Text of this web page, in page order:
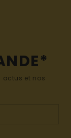
actus et nos